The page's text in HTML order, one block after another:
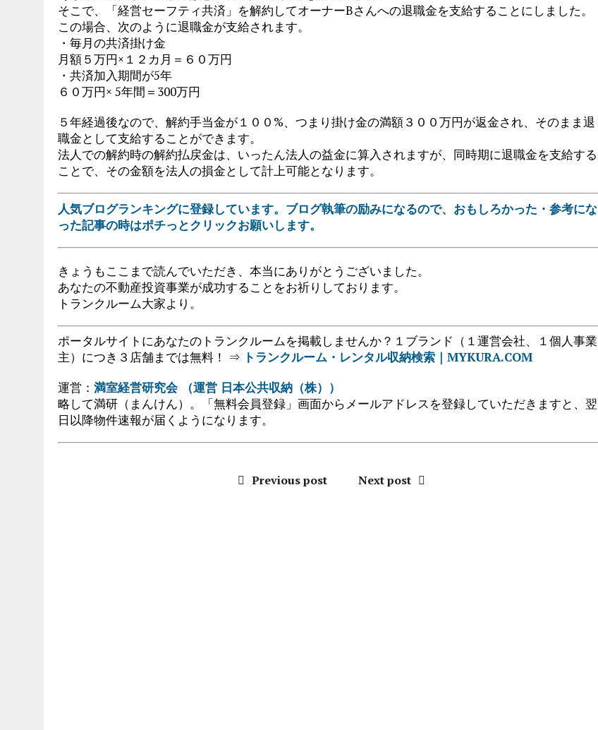
そこで、「経営セーフティ共済」を解約してオーナーBさんへの退職金を支給することにしました。
この場合、次のように退職金が支給されます。
・毎月の共済掛け金
月額５万円×１２カ月＝６０万円
・共済加入期間が5年
６０万円× 5年間＝300万円
５年経過後なので、解約手当金が１００%、つまり掛け金の満額３００万円が返金され、そのまま退
職金として支給することができます。
法人での解約時の解約払戻金は、いったん法人の益金に算入されますが、同時期に退職金を支給する
ことで、その金額を法人の損金として計上可能となります。
人気ブログランキングに登録しています。ブログ執筆の励みになるので、おもしろかった・参考にな
った記事の時はポチっとクリックお願いします。
きょうもここまで読んでいただき、本当にありがとうございました。
あなたの不動産投資事業が成功することをお祈りしております。
トランクルーム大家より。
ポータルサイトにあなたのトランクルームを掲載しませんか？１ブランド（１運営会社、１個人事業
主）につき３店舗までは無料！ ⇒ トランクルーム・レンタル収納検索｜MYKURA.COM
運営： 満室経営研究会 （運営 日本公共収納（株））
略して満研（まんけん）。「無料会員登録」画面からメールアドレスを登録していただきますと、翌
日以降物件速報が届くようになります。
Previous post Next post